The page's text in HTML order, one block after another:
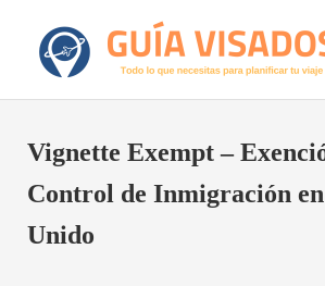
GuiaVisado.com - Guía de
Otro sitio realizado con WordPress
Vignette Exempt –
Control de Inmigración
Unido